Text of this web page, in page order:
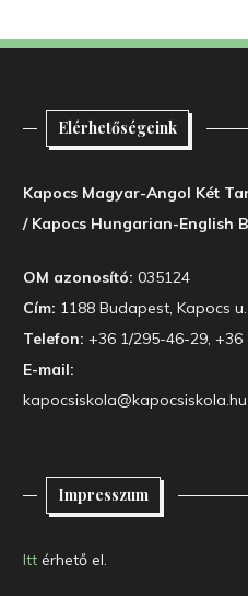
Elérhetőségeink
Kapocs Magyar-Angol Két
/ Kapocs Hungarian-English
OM azonosító: 035124
Cím: 1188 Budapest, Kapocs
Telefon: +36 1/295-46-29, +36
E-mail:
kapocsiskola@kapocsiskola.hu
Impresszum
Itt érhető el.